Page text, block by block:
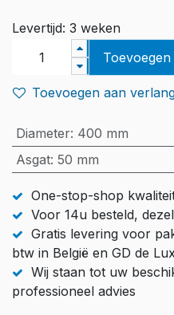
Levertijd: 3 weken
Toevoegen aan
Diameter: 400 mm
Asgat: 50 mm
One-stop-shop
Voor 14u besteld,
Gratis levering voor
btw in België en GD de
Wij staan tot uw
professioneel advies